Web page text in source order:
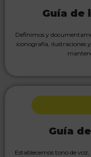
Guía de
Definimos y
iconografía, ilustraciones
Guía
Establecemos tono de